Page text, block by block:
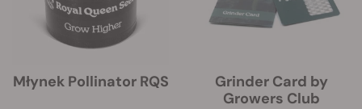
Młynek Pollinator RQS
Grinder Card by
Growers Club